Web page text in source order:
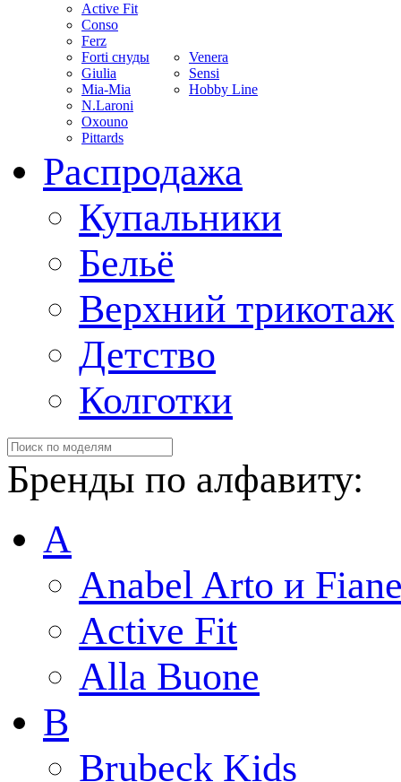
Active Fit
Conso
Ferz
Forti снуды
Giulia
Mia-Mia
N.Laroni
Oxouno
Pittards
Venera
Sensi
Hobby Line
Распродажа
Купальники
Бельё
Верхний трикотаж
Детство
Колготки
Бренды по алфавиту:
A
Anabel Arto и
Active Fit
Alla Buone
B
Brubeck Kids